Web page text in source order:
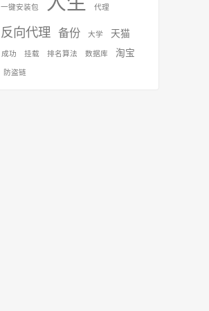
一键安装包 代理
反向代理 备份 大学
天猫
成功 挂载 排名算法 数据库
淘宝
防盗链